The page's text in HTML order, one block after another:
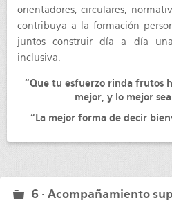
orientadores, circulares,
contribuya a la formación
juntos construir día a día
inclusiva.
“Que tu esfuerzo rinda frutos
mejor, y lo mejor
“La mejor forma de decir
6 · Acompañamiento